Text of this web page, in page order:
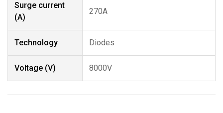
Surge current
(A)
270A
Technology Diodes
Voltage (V) 8000V